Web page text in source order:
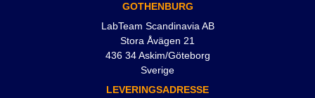
GOTHENBURG
LabTeam Scandinavia AB
Stora Åvägen 21
436 34 Askim/Göteborg
Sverige
LEVERINGSADRESSE